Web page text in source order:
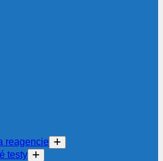
reagencie
testy